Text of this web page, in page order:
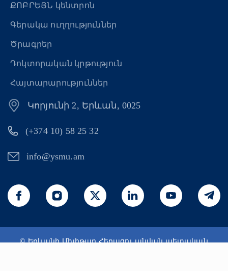
ՔՈԲՐԵՅՆ կենտրոն
Գերակա ուղղություններ
Ծրագրեր
Դոկտորական կրթություն
Հայտարարություններ
Կորյունի 2, Երևան, 0025
(+374 10) 58 25 32
info@ysmu.am
© Երևանի Մխիթար Հերացու անվան պետական